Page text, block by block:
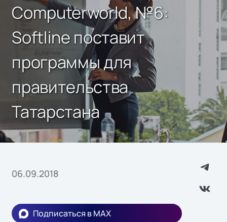
Computerworld, №6:
Softline поставит
программы для
правительства
Татарстана
06.09.2018
Подписаться в MAX